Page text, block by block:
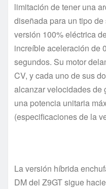
limitación de tener una
diseñada para un tipo
versión 100% eléctrica
increíble aceleración de
segundos. Su motor
CV, y cada uno de sus
alcanzar velocidades de
una potencia unitaria
(especificaciones de la
La versión híbrida
DM del Z9GT sigue